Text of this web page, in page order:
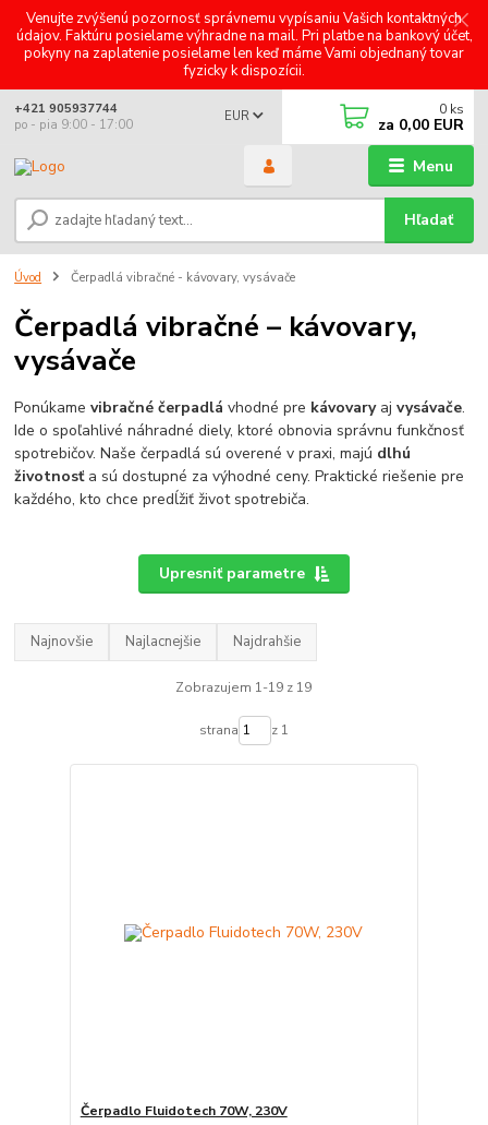
Venujte zvýšenú pozornosť správnemu vypísaniu Vašich kontaktných
údajov. Faktúru posielame výhradne na mail. Pri platbe na bankový účet,
pokyny na zaplatenie posielame len keď máme Vami objednaný tovar
fyzicky k dispozícii.
Menu
EUR
Hľadať
+421 905937744
po - pia 9:00 - 17:00
0 ks
za 0,00 EUR
Úvod Čerpadlá vibračné - kávovary, vysávače
Čerpadlá vibračné – kávovary,
vysávače
Ponúkamevibračné čerpadlá vhodné pre kávovaryajvysávače.
Ide o spoľahlivé náhradné diely, ktoré obnovia správnu funkčnosť
spotrebičov. Naše čerpadlá sú overené v praxi, majú dlhú
životnosťa sú dostupné za výhodné ceny. Praktické riešenie pre
každého, kto chce predĺžiť život spotrebiča.
Upresniť parametre
Najnovšie Najlacnejšie Najdrahšie
Zobrazujem 1-19 z 19
strana z 1
Čerpadlo Fluidotech 70W, 230V